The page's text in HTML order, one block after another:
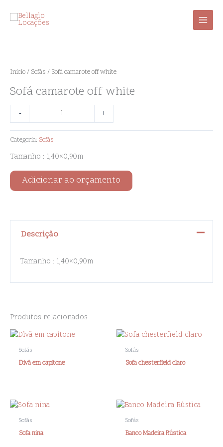
Início / Sofás / Sofá camarote off white
Sofá camarote off white
-
off
quantidade
+
Categoria: Sofás
Tamanho : 1,40×0,90m
Adicionar ao orçamento
Descrição
Tamanho : 1,40×0,90m
Produtos relacionados
Sofás
Divã em capitone
Sofás
Sofa chesterfield claro
Sofás
Sofa nina
Sofás
Banco Madeira Rústica